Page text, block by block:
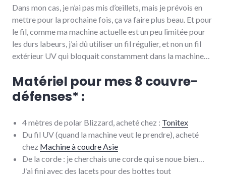
Dans mon cas, je n’ai pas mis d’œillets, mais je prévois en
mettre pour la prochaine fois, ça va faire plus beau. Et pour
le fil, comme ma machine actuelle est un peu limitée pour
les durs labeurs, j’ai dû utiliser un fil régulier, et non un fil
extérieur UV qui bloquait constamment dans la machine…
Matériel pour mes 8 couvre-
défenses* :
4 mètres de polar Blizzard, acheté chez­ : Tonitex
Du fil UV (quand la machine veut le prendre), acheté
chez Machine à coudre Asie
De la corde : je cherchais une corde qui se noue bien…
J’ai fini avec des lacets pour des bottes tout